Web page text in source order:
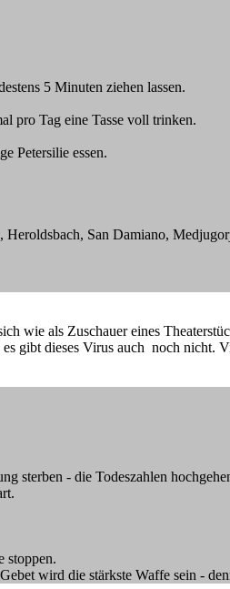
5 Minuten ziehen lassen.
pro Tag eine Tasse voll trinken.
Petersilie essen.
San Damiano,
wie als Zuschauer eines
gibt dieses Virus auch noch nicht.
sterben - die Todeszahlen
stoppen.
wird die stärkste Waffe sein -